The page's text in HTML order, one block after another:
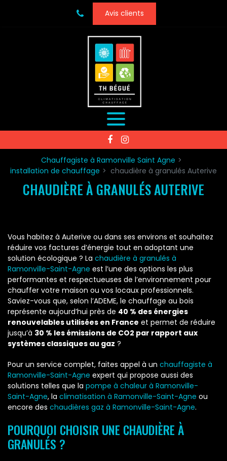
Avis clients
Chauffagiste à Ramonville Saint Agne
installation de chauffage
chaudière à granulés Auterive
CHAUDIÈRE À GRANULÉS AUTERIVE
Vous habitez à Auterive ou dans ses environs et souhaitez
réduire vos factures d’énergie tout en adoptant une
solution écologique ? La chaudière à granulés à
Ramonville-Saint-Agne est l’une des options les plus
performantes et respectueuses de l’environnement pour
chauffer votre maison ou vos locaux professionnels.
Saviez-vous que, selon l’ADEME, le chauffage au bois
représente aujourd’hui près de 40 % des énergies
renouvelables utilisées en France et permet de réduire
jusqu’à 30 % les émissions de CO2 par rapport aux
systèmes classiques au gaz ?
Pour un service complet, faites appel à un chauffagiste à
Ramonville-Saint-Agne expert qui propose aussi des
solutions telles que la pompe à chaleur à Ramonville-
Saint-Agne, la climatisation à Ramonville-Saint-Agne ou
encore des chaudières gaz à Ramonville-Saint-Agne.
POURQUOI CHOISIR UNE CHAUDIÈRE À
GRANULÉS ?
Panneau de gestion des cookies